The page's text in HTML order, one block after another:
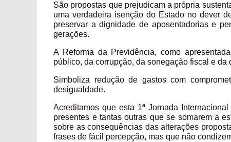
São propostas que prejudicam a própria
uma verdadeira isenção do Estado no dever
preservar a dignidade de aposentadorias e
gerações.
A Reforma da Previdência, como
público, da corrupção, da sonegação fiscal e da
Simboliza redução de gastos com
desigualdade.
Acreditamos que esta 1ª Jornada
presentes e tantas outras que se somarem a
sobre as consequências das alterações
frases de fácil percepção, mas que não